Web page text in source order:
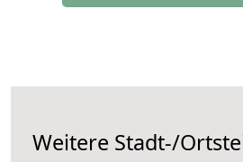
Weitere Stadt-/